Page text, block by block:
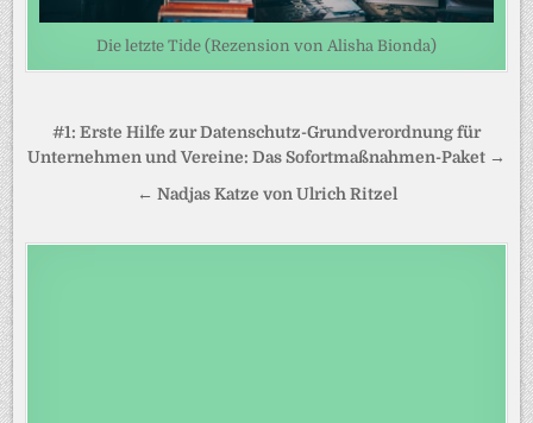
Die letzte Tide (Rezension von Alisha Bionda)
Beitragsnavigation
#1: Erste Hilfe zur Datenschutz-Grundverordnung für
Unternehmen und Vereine: Das Sofortmaßnahmen-Paket →
← Nadjas Katze von Ulrich Ritzel